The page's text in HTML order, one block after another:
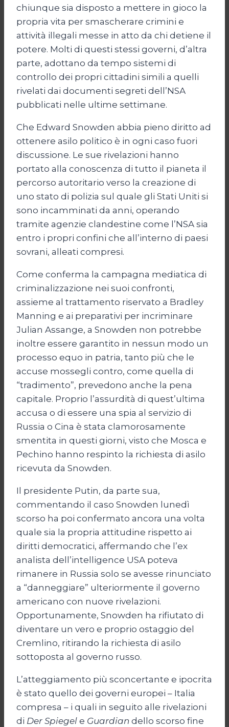
chiunque sia disposto a mettere in gioco la
propria vita per smascherare crimini e
attività illegali messe in atto da chi detiene il
potere. Molti di questi stessi governi, d’altra
parte, adottano da tempo sistemi di
controllo dei propri cittadini simili a quelli
rivelati dai documenti segreti dell’NSA
pubblicati nelle ultime settimane.
Che Edward Snowden abbia pieno diritto ad
ottenere asilo politico è in ogni caso fuori
discussione. Le sue rivelazioni hanno
portato alla conoscenza di tutto il pianeta il
percorso autoritario verso la creazione di
uno stato di polizia sul quale gli Stati Uniti si
sono incamminati da anni, operando
tramite agenzie clandestine come l’NSA sia
entro i propri confini che all’interno di paesi
sovrani, alleati compresi.
Come conferma la campagna mediatica di
criminalizzazione nei suoi confronti,
assieme al trattamento riservato a Bradley
Manning e ai preparativi per incriminare
Julian Assange, a Snowden non potrebbe
inoltre essere garantito in nessun modo un
processo equo in patria, tanto più che le
accuse mossegli contro, come quella di
“tradimento”, prevedono anche la pena
capitale. Proprio l’assurdità di quest’ultima
accusa o di essere una spia al servizio di
Russia o Cina è stata clamorosamente
smentita in questi giorni, visto che Mosca e
Pechino hanno respinto la richiesta di asilo
ricevuta da Snowden.
Il presidente Putin, da parte sua,
commentando il caso Snowden lunedì
scorso ha poi confermato ancora una volta
quale sia la propria attitudine rispetto ai
diritti democratici, affermando che l’ex
analista dell’intelligence USA poteva
rimanere in Russia solo se avesse rinunciato
a “danneggiare” ulteriormente il governo
americano con nuove rivelazioni.
Opportunamente, Snowden ha rifiutato di
diventare un vero e proprio ostaggio del
Cremlino, ritirando la richiesta di asilo
sottoposta al governo russo.
L’atteggiamento più sconcertante e ipocrita
è stato quello dei governi europei – Italia
compresa – i quali in seguito alle rivelazioni
di Der Spiegel e Guardian dello scorso fine